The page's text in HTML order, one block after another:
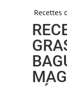
Recettes